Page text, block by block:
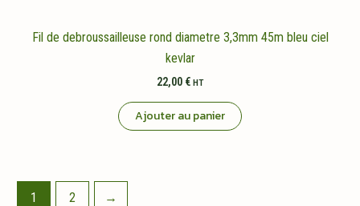
Fil de debroussailleuse rond diametre 3,3mm 45m bleu ciel
kevlar
22,00 € HT
Ajouter au panier
1 2 →